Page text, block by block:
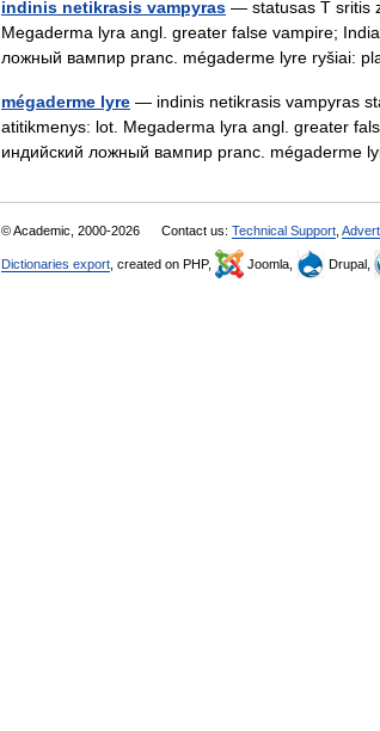
indinis netikrasis vampyras — statusas T sritis
Megaderma lyra angl. greater false vampire;
ложный вампир pranc. mégaderme lyre ryšiai:
mégaderme lyre — indinis netikrasis vampyras
atitikmenys: lot. Megaderma lyra angl. greater
индийский ложный вампир pranc.
© Academic, 2000-2026 Contact us: Technical Support
Dictionaries export , created on PHP, Joomla, Drupal,